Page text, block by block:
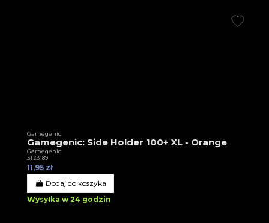
Gamegenic
Gamegenic: Side Holder 100+ XL - Orange
Gamegenic
3T23189
11,95 zł
Dodaj do koszyka
Wysyłka w 24 godzin